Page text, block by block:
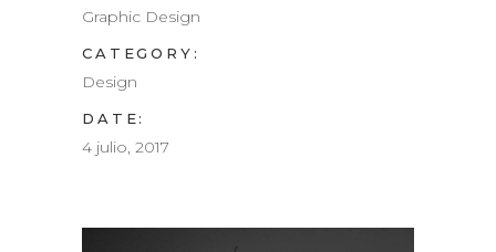
Graphic Design
CATEGORY:
Design
DATE:
4 julio, 2017